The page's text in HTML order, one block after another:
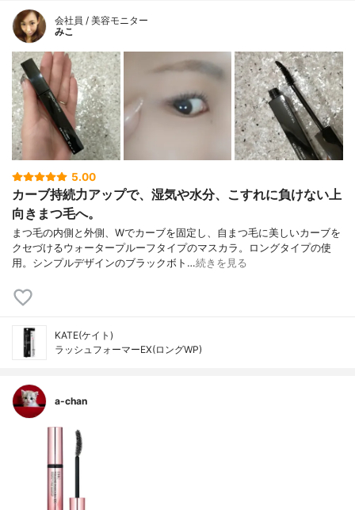
会社員 / 美容モニター
みこ
5.00
カーブ持続力アップで、湿気や水分、こすれに負けない上
向きまつ毛へ。
まつ毛の内側と外側、Wでカーブを固定し、自まつ毛に美しいカーブを
クセづけるウォータープルーフタイプのマスカラ。ロングタイプの使
用。シンプルデザインのブラックボト…続きを見る
KATE(ケイト)
ラッシュフォーマーEX(ロングWP)
a-chan